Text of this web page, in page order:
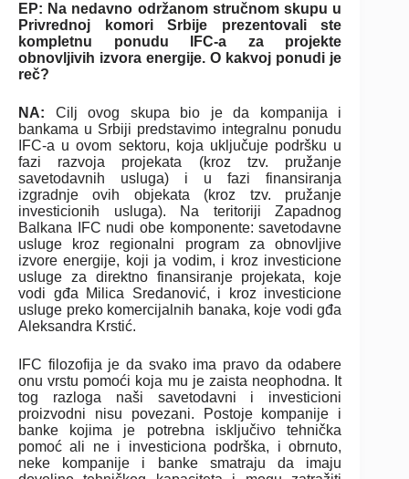
EP: Na nedavno održanom stručnom skupu u
Privrednoj komori Srbije prezentovali ste
kompletnu ponudu IFC-a za projekte
obnovljivih izvora energije. O kakvoj ponudi je
reč?
NA: Cilj ovog skupa bio je da kompanija i
bankama u Srbiji predstavimo integralnu ponudu
IFC-a u ovom sektoru, koja uključuje podršku u
fazi razvoja projekata (kroz tzv. pružanje
savetodavnih usluga) i u fazi finansiranja
izgradnje ovih objekata (kroz tzv. pružanje
investicionih usluga). Na teritoriji Zapadnog
Balkana IFC nudi obe komponente: savetodavne
usluge kroz regionalni program za obnovljive
izvore energije, koji ja vodim, i kroz investicione
usluge za direktno finansiranje projekata, koje
vodi gđa Milica Sredanović, i kroz investicione
usluge preko komercijalnih banaka, koje vodi gđa
Aleksandra Krstić.
IFC filozofija je da svako ima pravo da odabere
onu vrstu pomoći koja mu je zaista neophodna. It
tog razloga naši savetodavni i investicioni
proizvodni nisu povezani. Postoje kompanije i
banke kojima je potrebna isključivo tehnička
pomoć ali ne i investiciona podrška, i obrnuto,
neke kompanije i banke smatraju da imaju